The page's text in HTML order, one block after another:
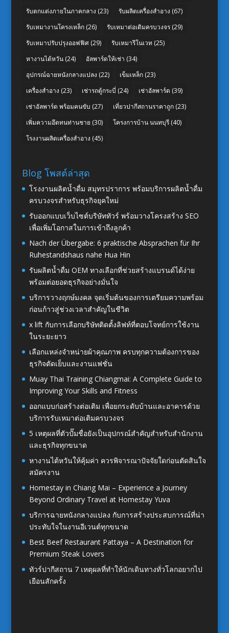
รับตกแต่งภายในภาคกลาง (23) รับผลิตเครื่องสำอาง (67)
รับเหมางานโครงเหล็ก(26) รับเหมาต่อเติมครบวงจร(29)
รับเหมาปรับปรุงออฟฟิศ(29) รับเหมารีโนเวท (25)
หางานไต้หวัน(24) อัลพาร์ดให้เช่า (34)
อุปกรณ์ฉายหนังกลางแปลง (22) เข็มเหล็ก(23)
เครื่องสำอาง (23) เช่ารถตู้กระบี่ (24) เช่าอัลพาร์ด (39)
เช่าอัลพาร์ด พร้อมคนขับ (27) เที่ยวปากีสถานราคาถูก(23)
เพิ่มความอึดทนท่านชาย (30) โครงการบ้าน นนทบุรี(40)
โรงงานผลิตเครื่องสำอาง (45)
Blog โพสต์ล่าสุด
โรงงานผลิตน้ำดื่ม สมุทรปราการ พร้อมบริการผลิตน้ำดื่ม
ครบวงจรสำหรับธุรกิจยุคใหม่
รับออกแบบเว็บไซต์บริษัททัวร์ พร้อมวางโครงสร้าง SEO
เพื่อเพิ่มโอกาสในการเข้าถึงลูกค้า
Nach der Übergabe: 6 praktische Absprachen für Ihr
Ruhestandshaus nahe Hua Hin
รับผลิตน้ำดื่ม OEM ทางเลือกที่ช่วยสร้างแบรนด์ได้ง่าย
พร้อมต่อยอดธุรกิจอย่างมั่นใจ
บริการวางฤกษ์มงคล จุดเริ่มต้นของการเตรียมความพร้อม
ก่อนก้าวสู่ช่วงเวลาสำคัญในชีวิต
x lift กับการเลือกบริษัทติดตั้งลิฟท์ที่ตอบโจทย์การใช้งาน
ในระยะยาว
เลือกแหล่งจำหน่ายผ้าคุณภาพ ครบทุกความต้องการของ
ธุรกิจตัดเย็บและงานแฟชั่น
Muay Thai Training Chiangmai: A Complete Guide to
Improving Your Skills and Fitness
ออกแบบก่อสร้างต่อเติม เพื่อยกระดับบ้านและอาคารด้วย
บริการรับเหมาต่อเติมครบวงจร
5 เหตุผลที่ตัวปั๊มชื่อยังเป็นอุปกรณ์สำคัญสำหรับสำนักงาน
และธุรกิจทุกขนาด
หางานไต้หวันให้คุ้มค่า ควรพิจารณาปัจจัยใดก่อนตัดสินใจ
สมัครงาน
Homestay in Chiang Mai – Experience a Journey
Beyond Ordinary Travel at Homestay Yuva
บริการฉายหนังกลางแปลง กับการสร้างประสบการณ์ที่น่า
ประทับใจในงานอีเวนต์ทุกขนาด
Best Beef Restaurant Pattaya – A Destination for
Premium Steak Lovers
ทัวร์ปากีสถาน 7 เหตุผลที่ทำให้นักเดินทางทั่วโลกอยากไป
เยือนสักครั้ง